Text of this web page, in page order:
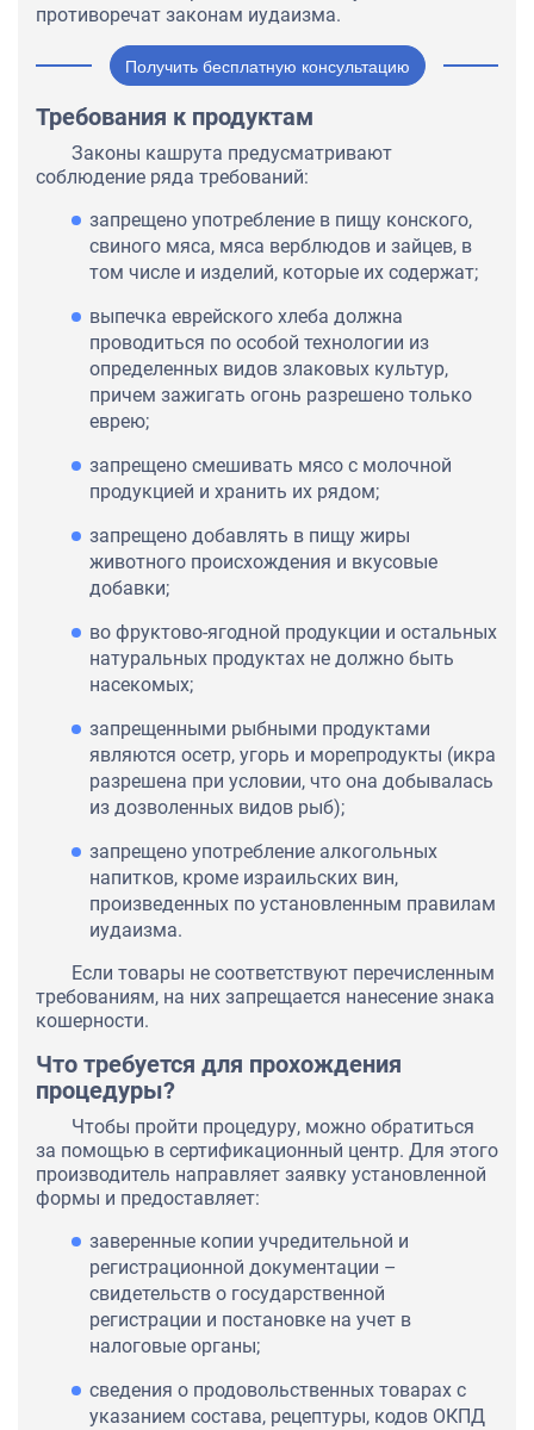
противоречат законам иудаизма.
Получить бесплатную консультацию
Требования к продуктам
Законы кашрута предусматривают
соблюдение ряда требований:
запрещено употребление в пищу конского,
свиного мяса, мяса верблюдов и зайцев, в
том числе и изделий, которые их содержат;
выпечка еврейского хлеба должна
проводиться по особой технологии из
определенных видов злаковых культур,
причем зажигать огонь разрешено только
еврею;
запрещено смешивать мясо с молочной
продукцией и хранить их рядом;
запрещено добавлять в пищу жиры
животного происхождения и вкусовые
добавки;
во фруктово-ягодной продукции и остальных
натуральных продуктах не должно быть
насекомых;
запрещенными рыбными продуктами
являются осетр, угорь и морепродукты (икра
разрешена при условии, что она добывалась
из дозволенных видов рыб);
запрещено употребление алкогольных
напитков, кроме израильских вин,
произведенных по установленным правилам
иудаизма.
Если товары не соответствуют перечисленным
требованиям, на них запрещается нанесение знака
кошерности.
Что требуется для прохождения
процедуры?
Чтобы пройти процедуру, можно обратиться
за помощью в сертификационный центр. Для этого
производитель направляет заявку установленной
формы и предоставляет:
заверенные копии учредительной и
регистрационной документации –
свидетельств о государственной
регистрации и постановке на учет в
налоговые органы;
сведения о продовольственных товарах с
указанием состава, рецептуры, кодов ОКПД